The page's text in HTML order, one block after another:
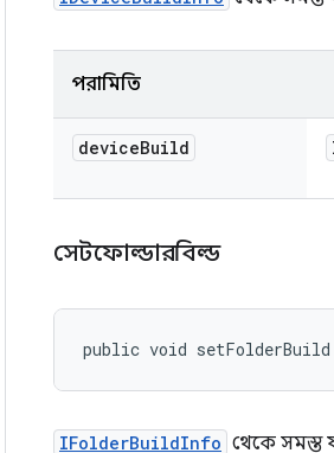
পরামিতি
deviceBuild
সেটফোল্ডারবিল্ড
public void
IFolderBuildInfo থেকে